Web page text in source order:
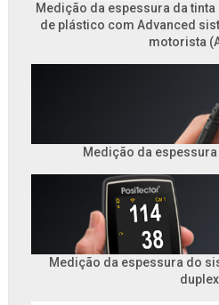
Medição da espessura da
de plástico com Advanced
motorista
Medição da
Medição da espessura do
duplex